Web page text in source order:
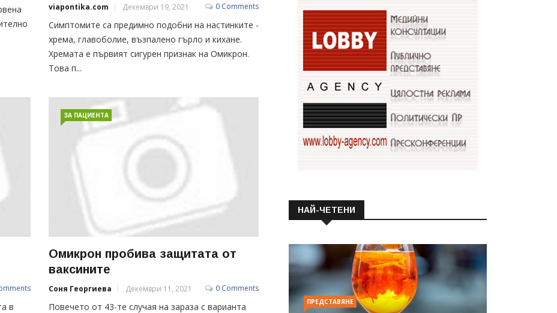
viapontika.com Декември 19, 2021 0 Comments
Симптомите са предимно подобни на настинките -
хрема, главоболие, възпалено гърло и кихане.
Хремата е първият сигурен признак на Омикрон.
Това п...
в
ЗА ПАЦИЕНТА
Омикрон пробива защитата от
ваксините
Соня Георгиева Декември 11, 2021 0 Comments
Повечето от 43-те случая на зараза с варианта
НАЙ-ЧЕТЕНИ
ПРЕДСТАВЯНЕ